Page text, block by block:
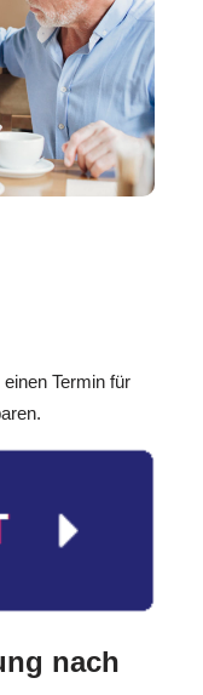
Termin für
nach